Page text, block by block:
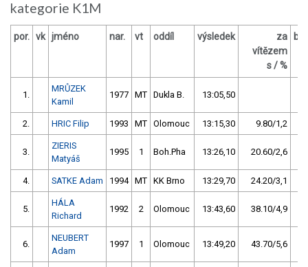
kategorie K1M
por. vk jméno nar. vt oddíl výsledek
za
vítězem
s / %
1.
MRŮZEK
Kamil
1977 MT Dukla B. 13:05,50
2. HRIC Filip 1993 MT Olomouc 13:15,30 9.80/1,2
3.
ZIERIS
Matyáš
1995 1 Boh.Pha 13:26,10 20.60/2,6
4. SATKE Adam 1994 MT KK Brno 13:29,70 24.20/3,1
5.
HÁLA
Richard
1992 2 Olomouc 13:43,60 38.10/4,9
6.
NEUBERT
Adam
1997 1 Olomouc 13:49,20 43.70/5,6